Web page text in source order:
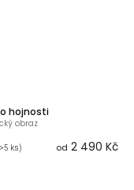
hojnosti
obraz
ks) od 2 490 Kč